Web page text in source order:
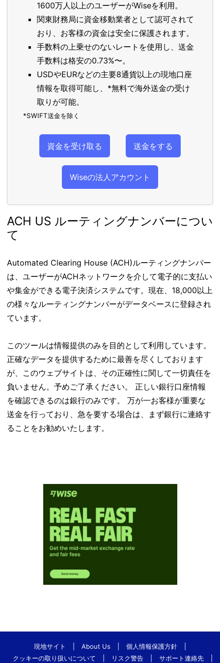
1600万人以上のユーザーがWiseを利用。
関東財務局に資金移動業者として認可されて
おり、お客様の資金は安全に保護されます。
手数料の上乗せのないレートを使用し、送金
手数料は格安の0.73%〜。
USDやEURなどの主要8通貨以上の現地口座
情報を取得可能し、*無料で海外送金の受け
取りが可能。
*SWIFT送金を除く
資金を受け取る 送金をする
Wiseの法人アカウント
ACH US ルーティングナンバーについ
て
Automated Clearing House (ACH)ルーティングナンバー
は、ユーザーがACHネットワークを介して電子的に支払い
や集金ができる電子決済システムです。現在、18,000以上
の様々なルーティングナンバーがデータベースに登録され
ています。
このツールは情報提供のみを目的として利用しています。
正確なデータを提供するために最善を尽くしております
が、このウェブサイトは、その正確性に関して一切責任を
負いません。予めご了承ください。 正しい銀行口座情報
を確認できるのは銀行のみです。 万が一お客様が重要な
送金を行っており、急を要する場合は、まず銀行に連絡す
ることをお勧めいたします。
現地サイト About Us 個人情報保護方針
クッキーの取り扱いについて
リスク警告 サポート連絡先